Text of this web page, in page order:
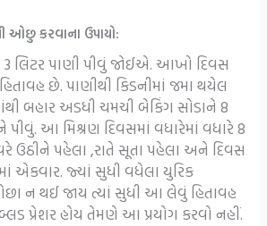
ઓછુ કરવાના ઉપાયો:
3 લિટર પાણી પીવું જોઈએ. આખો દિવસ
છે. પાણીથી કિડનીમાં જમા થયેલ
બહાર અડધી ચમચી બેકિંગ સોડાને 8
પીવું. આ મિશ્રણ દિવસમાં વધારેમાં વધારે 8
ઉઠીને પહેલા ,રાતે સૂતા પહેલા અને દિવસ
એકવાર. જ્યાં સુધી વધેલા યુરિક
ન થઈ જાય ત્યાં સુધી આ લેવું હિતાવહ
પ્રેશર હોય તેમણે આ પ્રયોગ કરવો નહીં.